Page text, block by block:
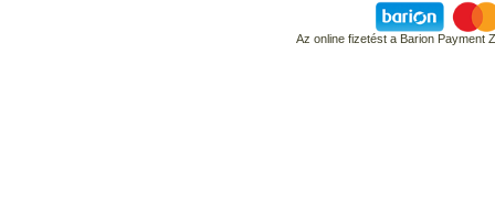
Az online fizetést a Barion Payment